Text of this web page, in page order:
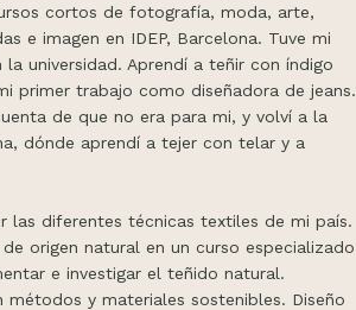
cortos de fotografía, moda, arte,
e imagen en IDEP, Barcelona. Tuve mi
universidad. Aprendí a teñir con índigo
primer trabajo como diseñadora de jeans.
de que no era para mi, y volví a la
dónde aprendí a tejer con telar y a
las diferentes técnicas textiles de mi país.
origen natural en un curso especializado
e investigar el teñido natural.
y materiales sostenibles. Diseño